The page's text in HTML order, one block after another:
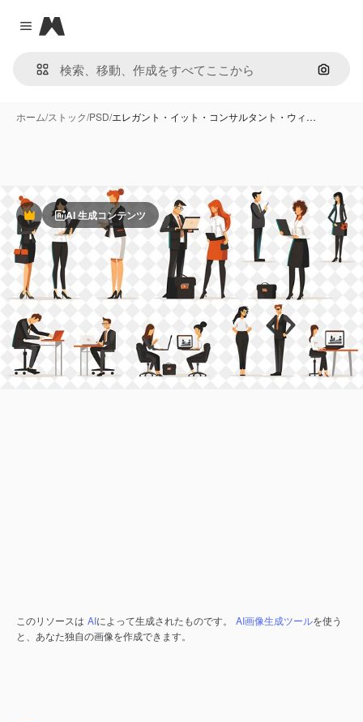
Close menu
Magnific
画像で
ホーム/ストック/PSD/エレガント・イット・コンサルタント・ウィ…
PremiumAI 生成コンテンツ
このリソースは AIによって生成されたものです。 AI画像生成ツールを使う
と、あなた独自の画像を作成できます。